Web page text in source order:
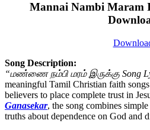
Mannai Nambi Maram
Song Description:
“மண்ணை நம்பி மரம் இருக்கு Song
meaningful Tamil Christian faith
believers to place complete trust in
Ganasekar, the song combines
truths about dependence on God and